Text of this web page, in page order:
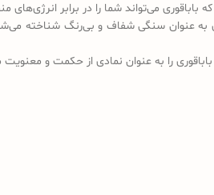
باباقوری می‌تواند شما را در برابر
عنوان سنگی شفاف و بی‌رنگ شناخته می‌شود
را به عنوان نمادی از حکمت و